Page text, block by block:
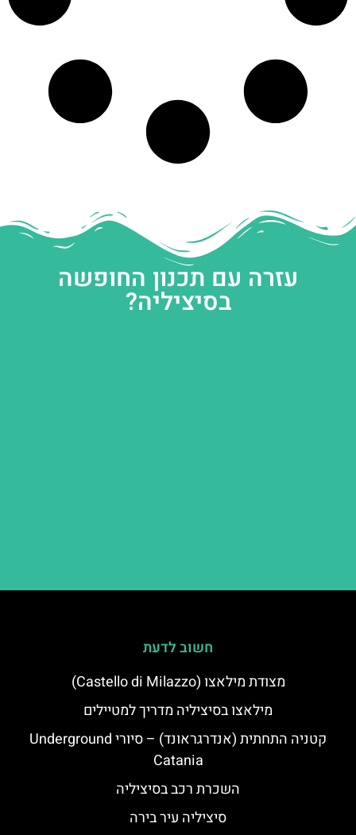
עזרה עם תכנון החופשה
בסיציליה?
חשוב לדעת
מצודת מילאצו (Castello di Milazzo)
מילאצו בסיציליה מדריך למטיילים
קטניה התחתית (אנדרגראונד) – סיורי Underground
Catania
השכרת רכב בסיציליה
סיציליה עיר בירה